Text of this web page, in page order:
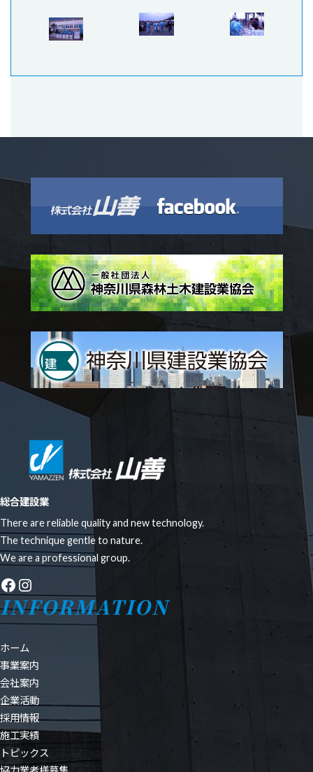
総合建設業
There are reliable quality and new technology.
The technique gentle to nature.
We are a professional group.
Facebook
Instagram
INFORMATION
ホーム
事業案内
会社案内
企業活動
採用情報
施工実績
トピックス